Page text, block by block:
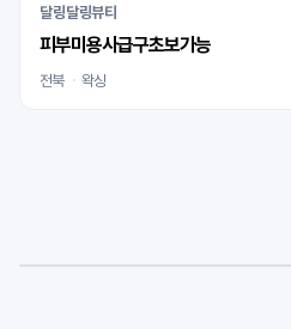
달링달링뷰티
피부미용사급구초보가능
전북 왁싱